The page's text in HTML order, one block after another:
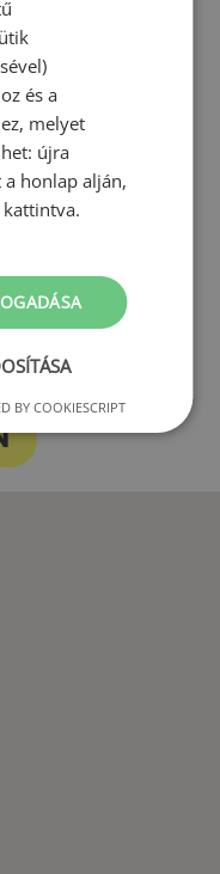
és a
melyet
újra
honlap alján,
BY COOKIESCRIPT